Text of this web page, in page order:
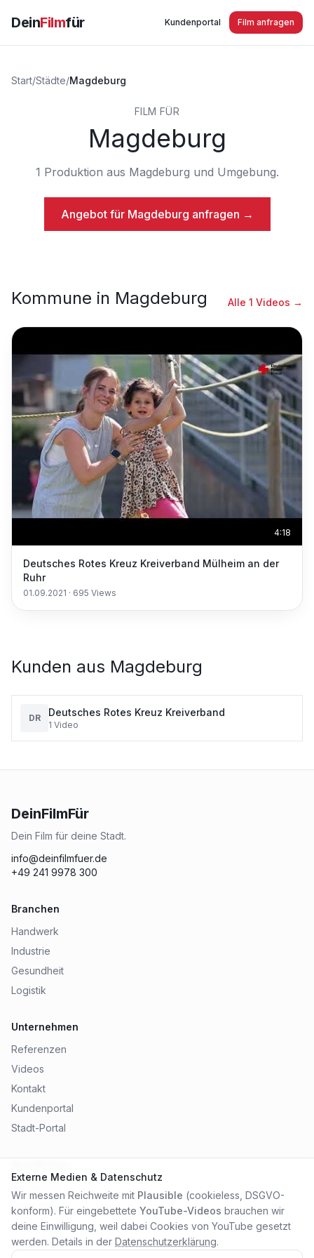
DeinFilmfür Kundenportal Film anfragen
Start/Städte/Magdeburg
FILM FÜR
Magdeburg
1 Produktion aus Magdeburg und Umgebung.
Angebot für Magdeburg anfragen →
Kommune in Magdeburg Alle 1 Videos →
4:18
Deutsches Rotes Kreuz Kreiverband Mülheim an der
Ruhr
01.09.2021 · 695 Views
Kunden aus Magdeburg
DR Deutsches Rotes Kreuz Kreiverband
1 Video
DeinFilmFür
Dein Film für deine Stadt.
info@deinfilmfuer.de
+49 241 9978 300
Branchen
Handwerk
Industrie
Gesundheit
Logistik
Unternehmen
Referenzen
Videos
Kontakt
Kundenportal
Stadt-Portal
Datenschutz
AGB
Externe Medien & Datenschutz
Wir messen Reichweite mit Plausible (cookieless, DSGVO-
konform). Für eingebettete YouTube-Videos brauchen wir
deine Einwilligung, weil dabei Cookies von YouTube gesetzt
werden. Details in der Datenschutzerklärung.